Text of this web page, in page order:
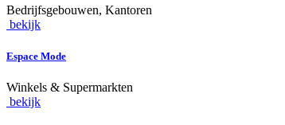
Bedrijfsgebouwen, Kantoren
bekijk
Espace Mode
Winkels & Supermarkten
bekijk